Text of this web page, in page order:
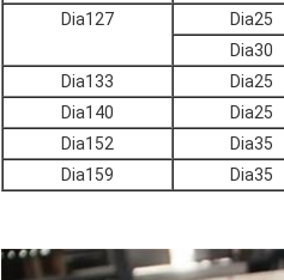
Dia127
Dia25
Dia30
Dia133
Dia25
Dia140
Dia25
Dia152
Dia35
Dia159
Dia35